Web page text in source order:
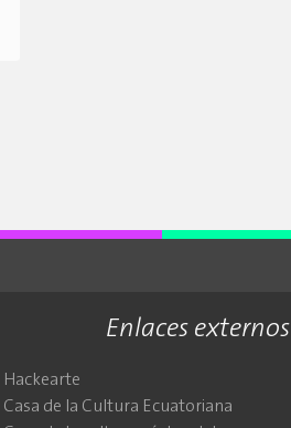
Enlaces externos
Hackearte
Casa de la Cultura Ecuatoriana